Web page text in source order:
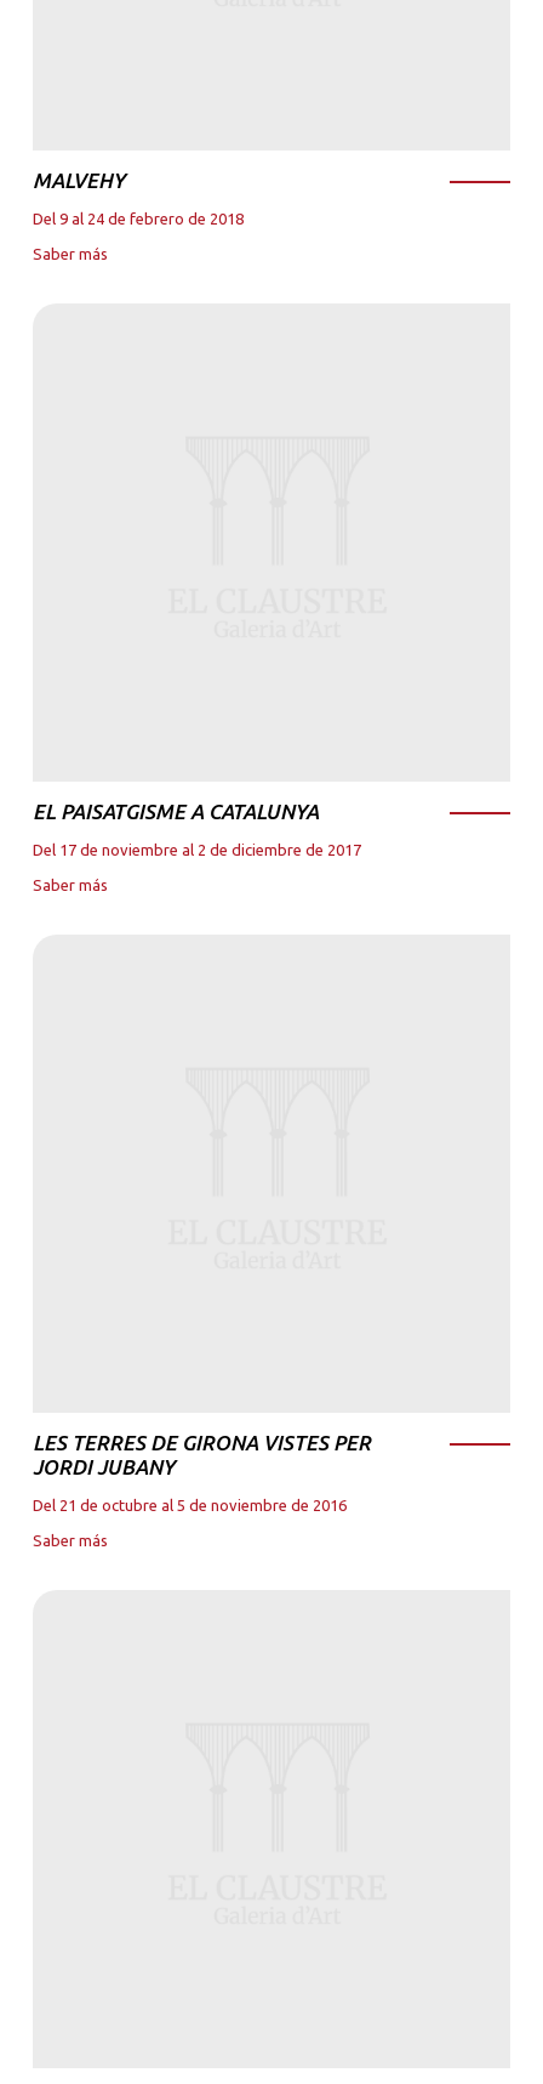
MALVEHY
Del 9 al 24 de febrero de 2018
Saber más
EL PAISATGISME A CATALUNYA
Del 17 de noviembre al 2 de diciembre de 2017
Saber más
LES TERRES DE GIRONA VISTES PER
JORDI JUBANY
Del 21 de octubre al 5 de noviembre de 2016
Saber más